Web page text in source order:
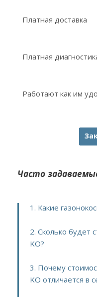
Платная доставка
Платная
Работают как им
Часто
1. Какие
2. Сколько будет
KO?
3. Почему
KO отличается в